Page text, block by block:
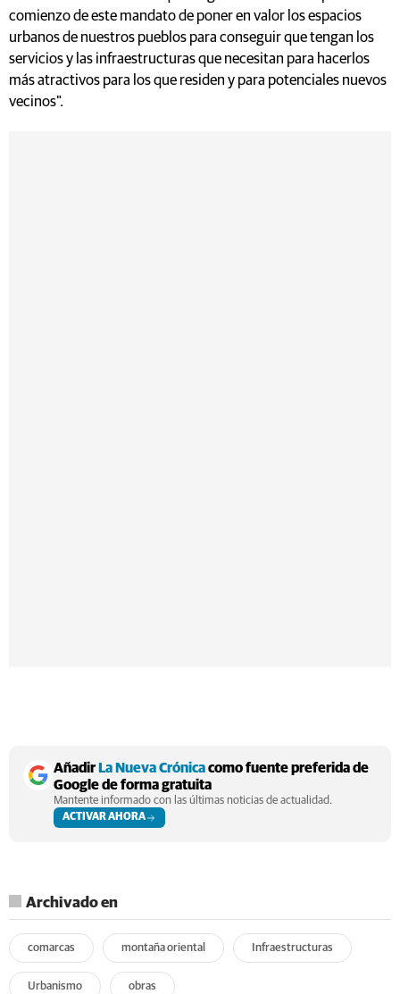
comienzo de este mandato de poner en valor los espacios
urbanos de nuestros pueblos para conseguir que tengan los
servicios y las infraestructuras que necesitan para hacerlos
más atractivos para los que residen y para potenciales nuevos
vecinos".
Añadir La Nueva Crónicacomo fuente preferida de
Google de forma gratuita
Mantente informado con las últimas noticias de actualidad.
ACTIVAR AHORA
Archivado en
comarcas montaña oriental Infraestructuras
Urbanismo obras